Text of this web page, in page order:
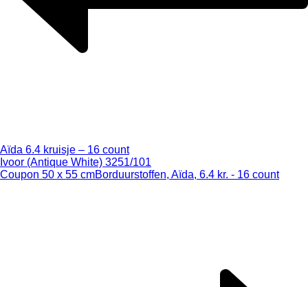
Aïda 6.4 kruisje – 16 count
Ivoor (Antique White) 3251/101
Coupon 50 x 55 cmBorduurstoffen, Aïda, 6.4 kr. - 16 count